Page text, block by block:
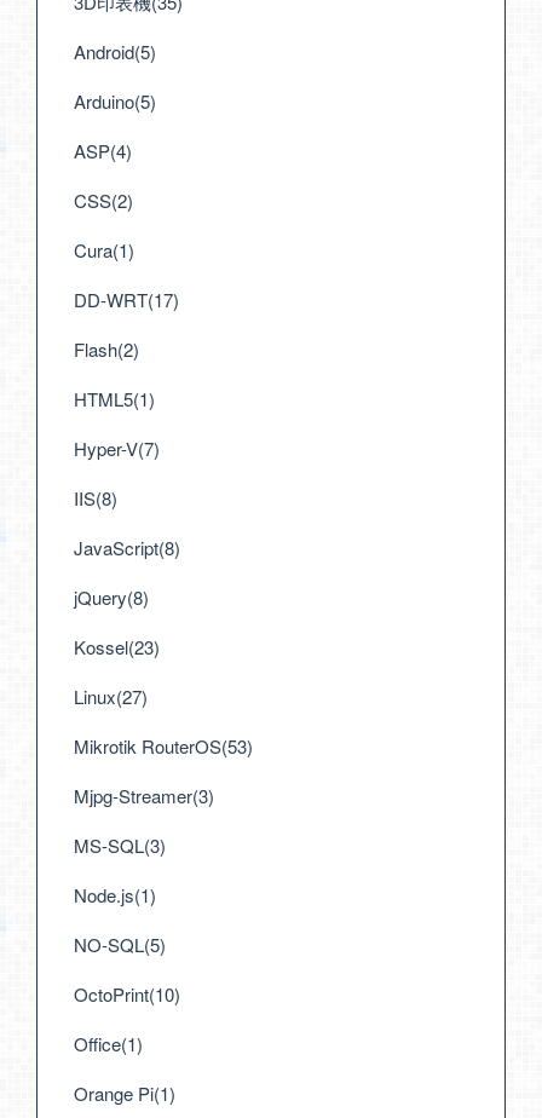
Android(5)
Arduino(5)
ASP(4)
CSS(2)
Cura(1)
DD-WRT(17)
Flash(2)
HTML5(1)
Hyper-V(7)
IIS(8)
JavaScript(8)
jQuery(8)
Kossel(23)
Linux(27)
Mikrotik RouterOS(53)
Mjpg-Streamer(3)
MS-SQL(3)
Node.js(1)
NO-SQL(5)
OctoPrint(10)
Office(1)
Orange Pi(1)